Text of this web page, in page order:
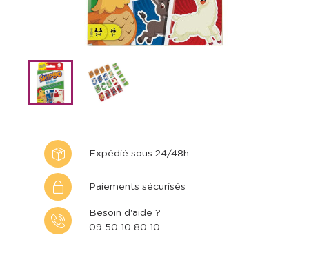
Expédié sous 24/48h
Paiements sécurisés
Besoin d'aide ?
09 50 10 80 10